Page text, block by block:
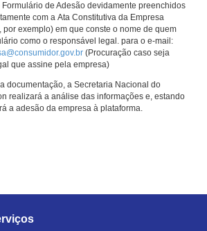
de Adesão devidamente preenchidos
com a Ata Constitutiva da Empresa
por exemplo) em que conste o nome de quem
como o responsável legal. para o e-mail:
(Procuração caso seja
que assine pela empresa)
documentação, a Secretaria Nacional do
realizará a análise das informações e, estando
a adesão da empresa à plataforma.